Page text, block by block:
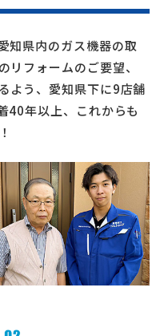
知県内のガス機器の取
リフォームのご要望、
よう、愛知県下に9店舗
40年以上、これからも